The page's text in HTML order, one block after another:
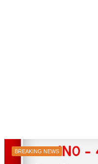
BREAKING NEWS